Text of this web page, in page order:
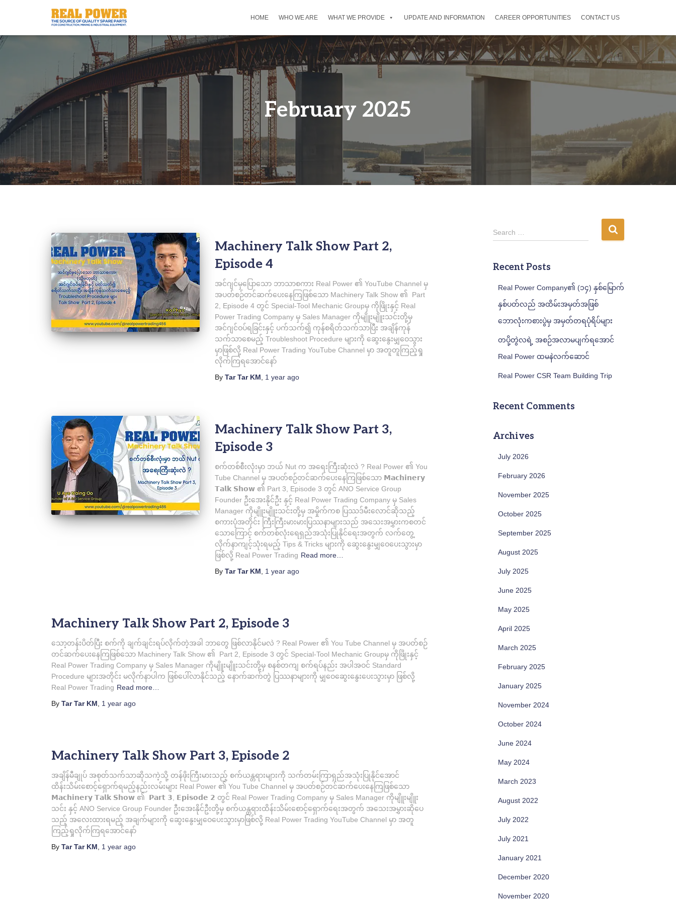
HOME WHO WE ARE WHAT WE PROVIDE UPDATE AND INFORMATION CAREER OPPORTUNITIES CONTACT US
February 2025
Machinery Talk Show Part 2,
Episode 4
အင်ဂျင်မှပြောသော ဘာသာစကား Real Power ၏ YouTube Channel မှ
အပတ်စဉ်တင်ဆက်ပေးနေကြဖြစ်သော Machinery Talk Show ၏ Part
2, Episode 4 တွင် Special-Tool Mechanic Groupမှ ကိုဖြိုးနှင့် Real
Power Trading Company မှ Sales Manager ကိုမျိူးမျိူးသင်းတို့မှ
အင်ဂျင်ဝပ်ရခြင်းနှင့် ပက်သက်၍ ကုန်စရိတ်သက်သာပြီး အချိန်ကုန်
သက်သာစေမည့် Troubleshoot Procedure များကို ဆွေးနွေးမျှဝေသွား
မှာဖြစ်လို့ Real Power Trading YouTube Channel မှာ အတူတူကြည့်ရှု
လိုက်ကြရအောင်နော်
By Tar Tar KM 1 year ago
Machinery Talk Show Part 3,
Episode 3
စက်တစ်စီးလုံးမှာ ဘယ် Nut က အရေးကြီးဆုံးလဲ ? Real Power ၏ You
Tube Channel မှ အပတ်စဉ်တင်ဆက်ပေးနေကြဖြစ်သော 𝗠𝗮𝗰𝗵𝗶𝗻𝗲𝗿𝘆
𝗧𝗮𝗹𝗸 𝗦𝗵𝗼𝘄 ၏ Part 3, Episode 3 တွင် ANO Service Group
Founder ဦးအေးနိုင်ဦး နှင့် Real Power Trading Company မှ Sales
Manager ကိုမျိူးမျိူးသင်းတို့မှ အမှိုက်ကစ ပြဿဒ်မီးလောင်ဆိုသည့်
စကားပုံအတိုင်း ကြီးကြီးမားမားပြဿနာများသည် အသေးအမွှားကစတင်
သောကြောင့် စက်တစ်လုံးရေရှည်အသုံးပြုနိုင်ရေးအတွက် လက်တွေ့
လိုက်နာကျင့်သုံးရမည့် Tips & Tricks များကို ‌ဆွေးနွေးမျှဝေပေးသွားမှာ
ဖြစ်လို့ Real Power Trading Read more…
By Tar Tar KM 1 year ago
Machinery Talk Show Part 2, Episode 3
သော့တန်းပိတ်ပြီး စက်ကို ချက်ချင်းရပ်လိုက်တဲ့အခါ ဘာတွေ ဖြစ်လာနိုင်မလဲ ? Real Power ၏ You Tube Channel မှ အပတ်စဉ်
တင်ဆက်ပေးနေကြဖြစ်သော Machinery Talk Show ၏ Part 2, Episode 3 တွင် Special-Tool Mechanic Groupမှ ကိုဖြိုးနှင့်
Real Power Trading Company မှ Sales Manager ကိုမျိူးမျိူးသင်းတို့မှ စနစ်တကျ စက်ရပ်နည်း အပါအဝင် Standard
Procedure များအတိုင်း မလိုက်နာပါက ဖြစ်ပေါ်လာနိုင်သည့် နောက်ဆက်တွဲ ပြဿနာများကို မျှဝေဆွေးနွေးပေးသွားမှာ ဖြစ်လို့
Real Power Trading Read more…
By Tar Tar KM 1 year ago
Machinery Talk Show Part 3, Episode 2
အချိန်မီချုပ် အစုတ်သက်သာဆိုသကဲ့သို့ တန်ဖိုးကြီးမားသည့် စက်ယန္တရားများကို သက်တမ်းကြာရှည်အသုံးပြုနိုင်အောင်
ထိန်းသိမ်းစောင့်ရှောက်ရမည့်နည်းလမ်းများ Real Power ၏ You Tube Channel မှ အပတ်စဉ်တင်ဆက်ပေးနေကြဖြစ်သော
𝗠𝗮𝗰𝗵𝗶𝗻𝗲𝗿𝘆 𝗧𝗮𝗹𝗸 𝗦𝗵𝗼𝘄 ၏ 𝗣𝗮𝗿𝘁 𝟯, 𝗘𝗽𝗶𝘀𝗼𝗱𝗲 𝟮 တွင် Real Power Trading Company မှ Sales Manager ကိုမျိူးမျိူး
သင်း နှင့် ANO Service Group Founder ဦးအေးနိုင်ဦးတို့မှ စက်ယန္တရားထိန်းသိမ်းစောင့်ရှောက်ရေးအတွက် အသေးအမွှားဆိုပေ
သည့် အလေးထားရမည့် အချက်များကို ဆွေးနွေးမျှဝေပေးသွားမှာဖြစ်လို့ Real Power Trading YouTube Channel မှာ အတူ
ကြည့်ရှုလိုက်ကြရအောင်နော်
By Tar Tar KM 1 year ago
S
e
r
c
Search …
Recent Posts
Real Power Company၏ (၁၄) နှစ်မြောက်
နှစ်ပတ်လည် အထိမ်းအမှတ်အဖြစ်
ဘောလုံးကစားပွဲမှ အမှတ်တရပုံရိပ်များ
တပို့တွဲလရဲ့ အစဉ်အလာမပျက်ရအောင်
Real Power ထမနဲလက်ဆောင်
Real Power CSR Team Building Trip
Recent Comments
Archives
July 2026
February 2026
November 2025
October 2025
September 2025
August 2025
July 2025
June 2025
May 2025
April 2025
March 2025
February 2025
January 2025
November 2024
October 2024
June 2024
May 2024
March 2023
August 2022
July 2022
July 2021
January 2021
December 2020
November 2020